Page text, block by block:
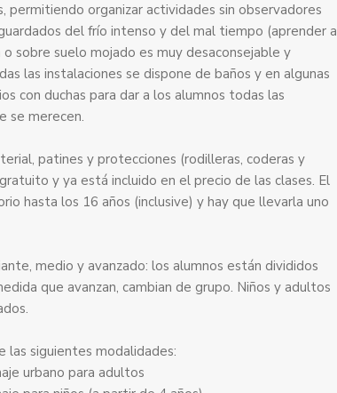
permitiendo organizar actividades sin observadores
del frío intenso y del mal tiempo (aprender a
sobre suelo mojado es muy desaconsejable y
las instalaciones se dispone de baños y en algunas
con duchas para dar a los alumnos todas las
se merecen.
patines y protecciones (rodilleras, coderas y
y ya está incluido en el precio de las clases. El
hasta los 16 años (inclusive) y hay que llevarla uno
medio y avanzado: los alumnos están divididos
que avanzan, cambian de grupo. Niños y adultos
las siguientes modalidades:
urbano para adultos